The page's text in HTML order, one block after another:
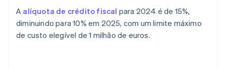
A alíquota de crédito fiscal para 2024 é de 15%,
diminuindo para 10% em 2025, com um limite máximo
de custo elegível de 1 milhão de euros.